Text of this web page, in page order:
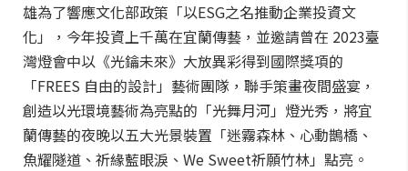
雄為了響應文化部政策「以ESG之名推動企業投資文
化」，今年投資上千萬在宜蘭傳藝，並邀請曾在 2023臺
灣燈會中以《光鑰未來》大放異彩得到國際獎項的
「FREES 自由的設計」藝術團隊，聯手策畫夜間盛宴，
創造以光環境藝術為亮點的「光舞月河」燈光秀，將宜
蘭傳藝的夜晚以五大光景裝置「迷霧森林、心動鵲橋、
魚耀隧道、祈緣藍眼淚、We Sweet祈願竹林」點亮。